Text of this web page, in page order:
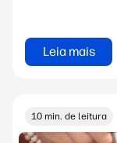
Leia mais
10 min. de leitura